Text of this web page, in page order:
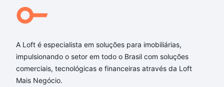
Qual o preço de Apartamentos com 2 banheiros à
venda em Jardim Ferreira, Sorocaba, SP?
Aqui na Loft temos a oferta ideal para você, com
Apartamentos com 2 banheiros à venda em Jardim
Ferreira, Sorocaba, SP que custam a partir de R$ 0 e
com nossas opções de financiamento imobiliário as
A Loft é especialista em soluções para imobiliárias,
impulsionando o setor em todo o Brasil com soluções
comerciais, tecnológicas e financeiras através da Loft
Mais Negócio.